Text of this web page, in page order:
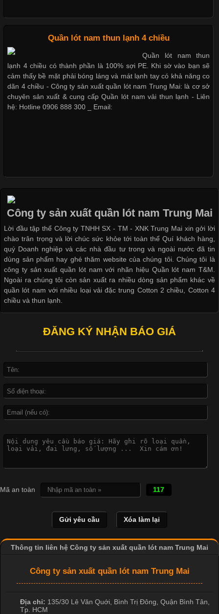
Cập nhật 2026-05-20 14:58:56
Vải thun là một trong những chất liệu được sử dụng rộng rãi
nhất trong ngành thời trang nhờ đặc tính co giãn, mềm mại và
thoải mái khi mặc. Từ áo thun, đồ thể thao cho đến đồ lót nam,
vải thun luôn đóng vai trò quan trọng trong quá trình sản xuất.
Hiện nay, nhu cầu tìm kiếm quần lót nam giá
Các Form Áo Thun Phổ Biến Hiện Nay Và Xu Hướng Trong
Ngành May Mặc Áo thun là một trong những trang phục quen
thuộc và được sử dụng phổ biến nhất hiện nay. Không chỉ đa
dạng về màu sắc hay chất liệu, áo thun còn có nhiều form dáng
khác nhau để phù hợp với từng phong cách thời trang và nhu
cầu
Khám Phá Áo Phông Trang Phục Phổ Biến Nhất Hiện Nay
Áo phông là một trong những trang phục phổ biến nhất trong
được ứng dụng rộng rãi trong ngành sản xuất may mặc, đặc
Đại
Cập nhật 2026-04-21 15:41:03
In Chuyển Nhiệt Là Gì? Công Nghệ In Hiện Đại Trong Ngành
May Mặc Trong ngành in ấn và thời trang, in chuyển nhiệt đang
hình ảnh sắc nét và bền màu. Đặc biệt, kỹ thuật này được ứng
dụng rộng rãi trong sản xuất áo thun, đồ thể thao
Quần lót nam thun lạnh 4 chiều
Quần lót nam thun
lạnh 4 chiều có thành phần là 100% sợi PE. Khi sờ vào bạn sẽ
cảm thấy bề mặt phải bóng láng và mát lạnh tay có khả năng co
dãn 4 chiều - Công ty sản xuất quần lót nam Trung Mai: là cơ sở
chuyên sản xuất & cung cấp Quần lót nam vải thun lạnh - Liên
hệ: Hotline 0906 888 300 _ Email:
Công ty sản xuất quần lót nam Trung Mai
Lời đầu tập thể Công ty TNHH SX - TM - XNK Trung Mai xin gởi lời
chào trân trọng và lời chúc sức khỏe tới toàn thể Quí khách hàng,
quý Doanh nghiệp và các nhà đầu tư trong và ngoài nước đã tin
dùng sản phẩm hay ghé thăm website của chúng tôi. Chúng tôi là
công ty sản xuất quần lót nam với nhãn hiệu Quần lót nam T&M.
Ngoài ra chúng tôi còn sản xuất ra nhiều dòng sản phẩm khác về
quần lót nam với nhiều loại vải đặc trung Cotton 2 chiều, Cotton 4
chiều và thun lạnh.
ĐĂNG KÝ NHẬN BÁO GIÁ
Mã an toàn 117
Thông tin liên hệ Công ty sản xuất quần lót nam Trung Mai
Công ty sản xuất quần lót nam Trung Mai
Địa chỉ: 135/30 Lê Văn Quới, Bình Trị Đông Quận Bình Tân
Tp. HCM